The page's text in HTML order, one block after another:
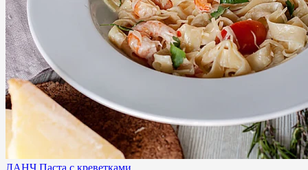
ЛАНЧ Паста с креветками